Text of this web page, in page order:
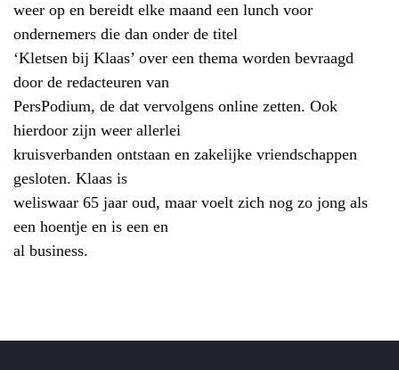
weer op en bereidt elke maand een lunch voor
ondernemers die dan onder de titel
‘Kletsen bij Klaas’ over een thema worden bevraagd
door de redacteuren van
PersPodium, de dat vervolgens online zetten. Ook
hierdoor zijn weer allerlei
kruisverbanden ontstaan en zakelijke vriendschappen
gesloten. Klaas is
weliswaar 65 jaar oud, maar voelt zich nog zo jong als
een hoentje en is een en
al business.